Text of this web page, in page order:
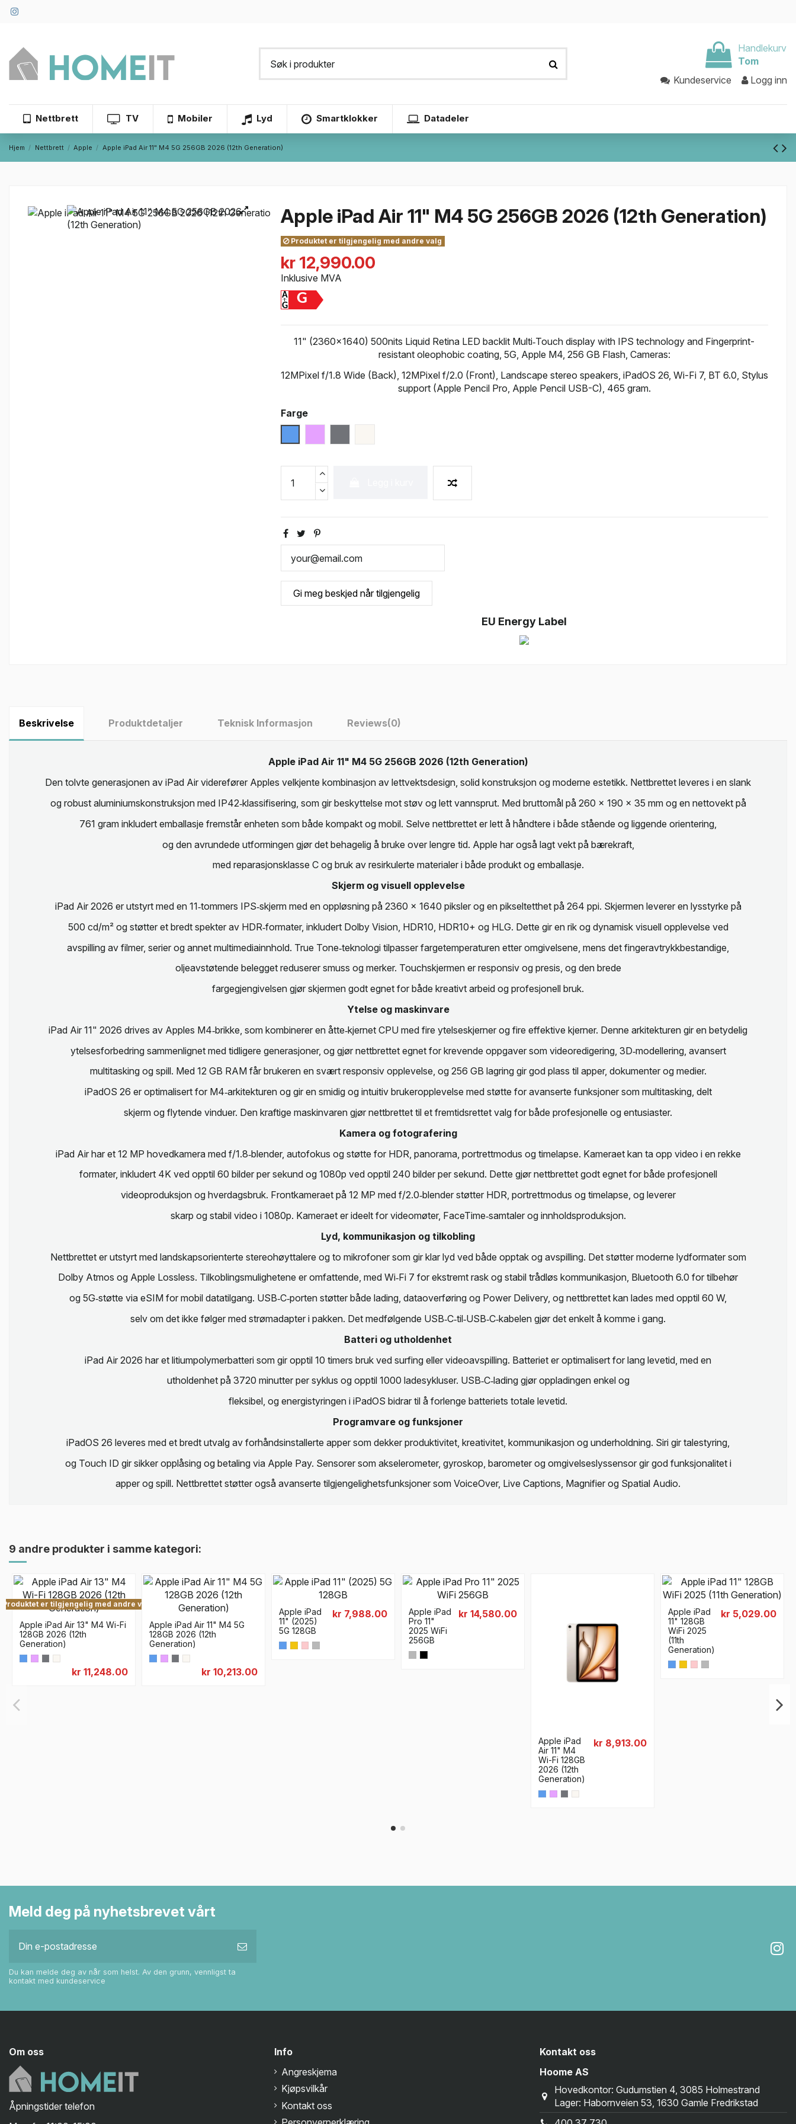
Handlekurv
Tom
Kundeservice
Logg inn
Nettbrett TV Mobiler Lyd Smartklokker Datadeler
Hjem Nettbrett Apple Apple iPad Air 11" M4 5G 256GB 2026 (12th Generation)
Apple iPad Air 11" M4 5G 256GB 2026 (12th Generation)
Produktet er tilgjengelig med andre valg
kr 12,990.00
Inklusive MVA
G
11" (2360x1640) 500nits Liquid Retina LED backlit Multi‑Touch display with IPS technology and Fingerprint-
resistant oleophobic coating, 5G, Apple M4, 256 GB Flash, Cameras:
12MPixel f/1.8 Wide (Back), 12MPixel f/2.0 (Front), Landscape stereo speakers, iPadOS 26, Wi-Fi 7, BT 6.0, Stylus
support (Apple Pencil Pro, Apple Pencil USB-C), 465 gram.
Farge
EU Energy Label
Beskrivelse Produktdetaljer Teknisk Informasjon Reviews(0)
Apple iPad Air 11" M4 5G 256GB 2026 (12th Generation)
Den tolvte generasjonen av iPad Air viderefører Apples velkjente kombinasjon av lettvektsdesign, solid konstruksjon og moderne estetikk. Nettbrettet leveres i en slank
og robust aluminiumskonstruksjon med IP42‑klassifisering, som gir beskyttelse mot støv og lett vannsprut. Med bruttomål på 260 x 190 x 35 mm og en nettovekt på
761 gram inkludert emballasje fremstår enheten som både kompakt og mobil. Selve nettbrettet er lett å håndtere i både stående og liggende orientering,
og den avrundede utformingen gjør det behagelig å bruke over lengre tid. Apple har også lagt vekt på bærekraft,
med reparasjonsklasse C og bruk av resirkulerte materialer i både produkt og emballasje.
Skjerm og visuell opplevelse
iPad Air 2026 er utstyrt med en 11‑tommers IPS‑skjerm med en oppløsning på 2360 x 1640 piksler og en pikseltetthet på 264 ppi. Skjermen leverer en lysstyrke på
500 cd/m² og støtter et bredt spekter av HDR‑formater, inkludert Dolby Vision, HDR10, HDR10+ og HLG. Dette gir en rik og dynamisk visuell opplevelse ved
avspilling av filmer, serier og annet multimediainnhold. True Tone‑teknologi tilpasser fargetemperaturen etter omgivelsene, mens det fingeravtrykkbestandige,
oljeavstøtende belegget reduserer smuss og merker. Touchskjermen er responsiv og presis, og den brede
fargegjengivelsen gjør skjermen godt egnet for både kreativt arbeid og profesjonell bruk.
Ytelse og maskinvare
iPad Air 11" 2026 drives av Apples M4‑brikke, som kombinerer en åtte‑kjernet CPU med fire ytelseskjerner og fire effektive kjerner. Denne arkitekturen gir en betydelig
ytelsesforbedring sammenlignet med tidligere generasjoner, og gjør nettbrettet egnet for krevende oppgaver som videoredigering, 3D‑modellering, avansert
multitasking og spill. Med 12 GB RAM får brukeren en svært responsiv opplevelse, og 256 GB lagring gir god plass til apper, dokumenter og medier.
iPadOS 26 er optimalisert for M4‑arkitekturen og gir en smidig og intuitiv brukeropplevelse med støtte for avanserte funksjoner som multitasking, delt
skjerm og flytende vinduer. Den kraftige maskinvaren gjør nettbrettet til et fremtidsrettet valg for både profesjonelle og entusiaster.
Kamera og fotografering
iPad Air har et 12 MP hovedkamera med f/1.8‑blender, autofokus og støtte for HDR, panorama, portrettmodus og timelapse. Kameraet kan ta opp video i en rekke
formater, inkludert 4K ved opptil 60 bilder per sekund og 1080p ved opptil 240 bilder per sekund. Dette gjør nettbrettet godt egnet for både profesjonell
videoproduksjon og hverdagsbruk. Frontkameraet på 12 MP med f/2.0‑blender støtter HDR, portrettmodus og timelapse, og leverer
skarp og stabil video i 1080p. Kameraet er ideelt for videomøter, FaceTime‑samtaler og innholdsproduksjon.
Lyd, kommunikasjon og tilkobling
Nettbrettet er utstyrt med landskapsorienterte stereohøyttalere og to mikrofoner som gir klar lyd ved både opptak og avspilling. Det støtter moderne lydformater som
Dolby Atmos og Apple Lossless. Tilkoblingsmulighetene er omfattende, med Wi‑Fi 7 for ekstremt rask og stabil trådløs kommunikasjon, Bluetooth 6.0 for tilbehør
og 5G‑støtte via eSIM for mobil datatilgang. USB‑C‑porten støtter både lading, dataoverføring og Power Delivery, og nettbrettet kan lades med opptil 60 W,
selv om det ikke følger med strømadapter i pakken. Det medfølgende USB‑C‑til‑USB‑C‑kabelen gjør det enkelt å komme i gang.
Batteri og utholdenhet
iPad Air 2026 har et litiumpolymerbatteri som gir opptil 10 timers bruk ved surfing eller videoavspilling. Batteriet er optimalisert for lang levetid, med en
utholdenhet på 3720 minutter per syklus og opptil 1000 ladesykluser. USB‑C‑lading gjør oppladingen enkel og
fleksibel, og energistyringen i iPadOS bidrar til å forlenge batteriets totale levetid.
Programvare og funksjoner
iPadOS 26 leveres med et bredt utvalg av forhåndsinstallerte apper som dekker produktivitet, kreativitet, kommunikasjon og underholdning. Siri gir talestyring,
og Touch ID gir sikker opplåsing og betaling via Apple Pay. Sensorer som akselerometer, gyroskop, barometer og omgivelseslyssensor gir god funksjonalitet i
apper og spill. Nettbrettet støtter også avanserte tilgjengelighetsfunksjoner som VoiceOver, Live Captions, Magnifier og Spatial Audio.
9 andre produkter i samme kategori:
Produktet er tilgjengelig med andre valg
Apple iPad Air 13" M4 Wi-Fi
128GB 2026 (12th
Generation)
kr 11,248.00
Apple iPad Air 11" M4 5G
128GB 2026 (12th
Generation)
kr 10,213.00
Apple iPad
11" (2025)
5G 128GB
kr 7,988.00
Apple iPad
Pro 11"
2025 WiFi
256GB
kr 14,580.00
Apple iPad
Air 11" M4
Wi-Fi 128GB
2026 (12th
Generation)
kr 8,913.00
Apple iPad
11" 128GB
WiFi 2025
(11th
Generation)
kr 5,029.00
Meld deg på nyhetsbrevet vårt
Du kan melde deg av når som helst. Av den grunn, vennligst ta
kontakt med kundeservice
Om oss
Åpningstider telefon
Info
Angreskjema
Kjøpsvilkår
Kontakt oss
Kontakt oss
Hoome AS
Hovedkontor: Gudumstien 4, 3085 Holmestrand
Lager: Habornveien 53, 1630 Gamle Fredrikstad